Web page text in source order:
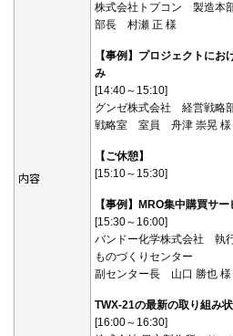
内容
株式会社トプコン 製造本
部長 村瀬 正 様
【事例】プロジェクトに
み
[14:40～15:10]
グンゼ株式会社 経営戦略
戦略室 室員 舟津 崇晃 様
【ご休憩】
[15:10～15:30]
【事例】MRO集中購買サ
[15:30～16:00]
バンドー化学株式会社 執
ものづくりセンター
副センター長 山口 勝也 様
TWX-21の最新の取り組み
[16:00～16:30]